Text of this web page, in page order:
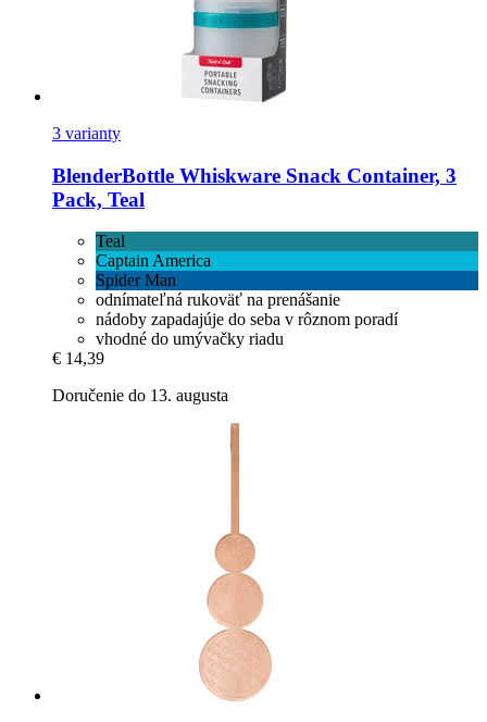
3 varianty
BlenderBottle Whiskware Snack Container, 3
Pack, Teal
Teal
Captain America
Spider Man
odnímateľná rukoväť na prenášanie
nádoby zapadajúje do seba v rôznom poradí
vhodné do umývačky riadu
€ 14,39
Doručenie do 13. augusta